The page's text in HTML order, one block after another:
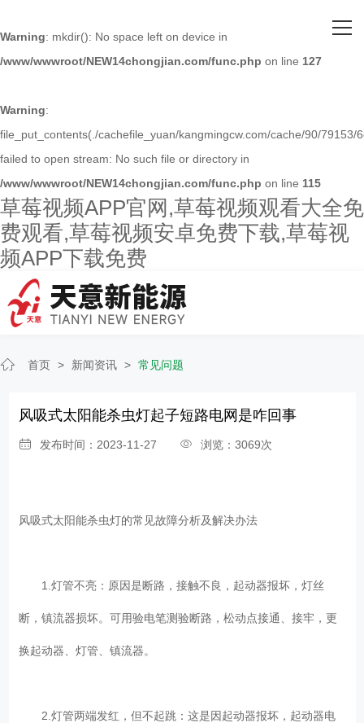
Warning: mkdir(): No space left on device in
/www/wwwroot/NEW14chongjian.com/func.php on line 127
Warning:
file_put_contents(./cachefile_yuan/kangmingcw.com/cache/90/79153/
failed to open stream: No such file or directory in
/www/wwwroot/NEW14chongjian.com/func.php on line 115
草莓视频APP官网,草莓视频观看大全免
费观看,草莓视频安卓免费下载,草莓视
频APP下载免费
关于草莓视频APP官网
主营产品
人才招聘
新闻资讯
联系草莓视频APP官网
首页 > 新闻资讯 > 常见问题
风吸式太阳能杀虫灯起子短路电网是咋回事
发布时间：2023-11-27 浏览：3069次
风吸式太阳能杀虫灯的常见故障分析及解决办法
1.灯管不亮：原因是断路，接触不良，起动器报坏，灯丝
断，镇流器损坏。可用验电笔测验断路，松动点接通、接牢，更
换起动器、灯管、镇流器。
2.灯管两端发红，但不起跳：这是因起动器报坏，起动器电